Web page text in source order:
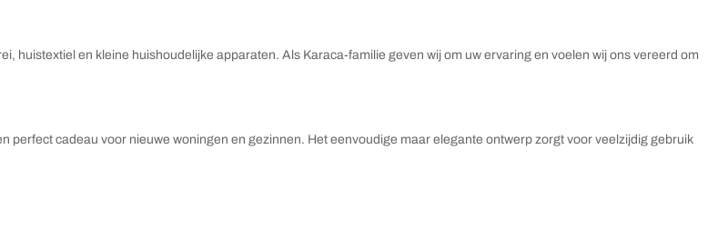
huistextiel en kleine huishoudelijke apparaten. Als Karaca-familie geven wij om uw ervaring en voelen wij ons vereerd om
perfect cadeau voor nieuwe woningen en gezinnen. Het eenvoudige maar elegante ontwerp zorgt voor veelzijdig gebruik